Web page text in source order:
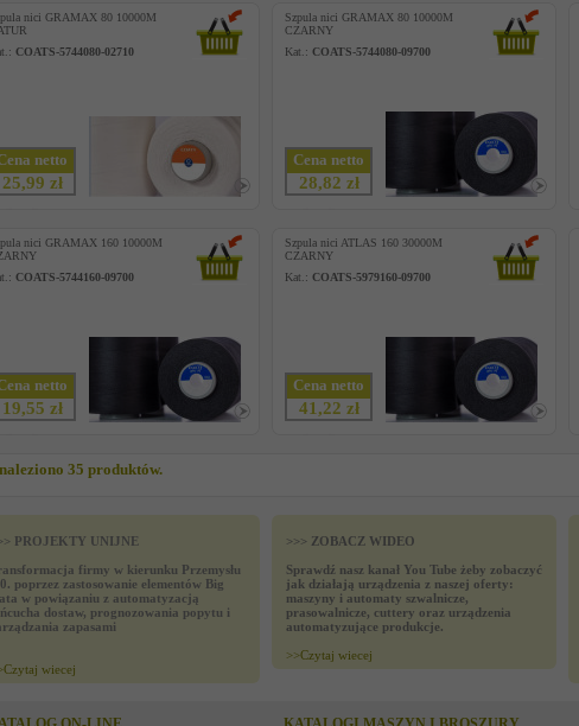
nici GRAMAX 80 10000M
COATS-5744080-02710
netto
25,99 zł
Szpula nici GRAMAX 80 10000M
CZARNY
Kat.: COATS-5744080-09700
Cena netto
28,82 zł
nici GRAMAX 160 10000M
COATS-5744160-09700
netto
19,55 zł
Szpula nici ATLAS 160 30000M
CZARNY
Kat.: COATS-5979160-09700
Cena netto
41,22 zł
35 produktów.
PROJEKTY UNIJNE
firmy w kierunku Przemysłu
poprzez zastosowanie elementów Big
w powiązaniu z automatyzacją
dostaw, prognozowania popytu i
zapasami
Czytaj wiecej
>>> ZOBACZ WIDEO
Sprawdź nasz kanał You Tube żeby zobaczyć
jak działają urządzenia z naszej oferty:
maszyny i automaty szwalnicze,
prasowalnicze, cuttery oraz urządzenia
automatyzujące produkcje.
>>Czytaj wiecej